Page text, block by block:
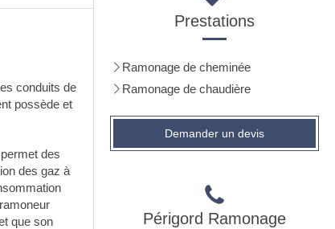
conduits de
possède et
des
des gaz à
que son
Prestations
Ramonage de cheminée
Ramonage de chaudière
Demander un devis
Périgord Ramonage